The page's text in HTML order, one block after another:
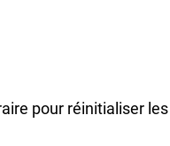
pour réinitialiser